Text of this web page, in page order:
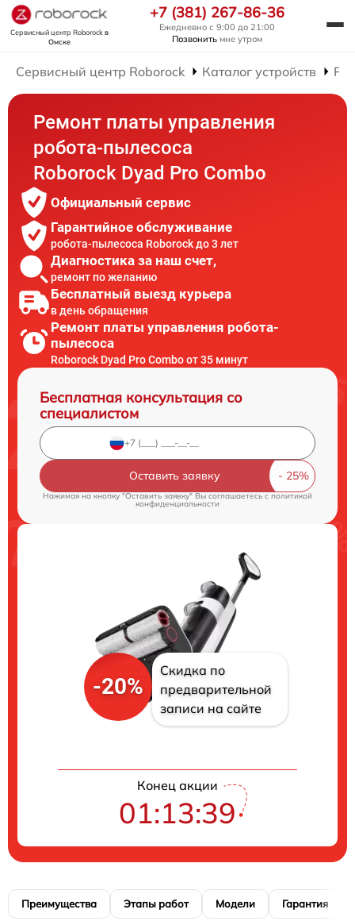
Сервисный центр Roborockв
Омске
+7 (381) 267-86-36
Ежедневно с 9:00 до 21:00
Позвонить мне утром
Сервисный центр Roborock Каталог устройств
Ремонт платы управления
робота-пылесоса
Roborock Dyad Pro Combo
Официальный сервис
Гарантийное обслуживание
робота-пылесоса Roborock до 3 лет
Диагностика за наш счет,
ремонт по желанию
Бесплатный выезд курьера
в день обращения
Ремонт платы управления робота-
пылесоса
Roborock Dyad Pro Combo от 35 минут
Бесплатная консультация со
специалистом
Оставить заявку
Нажимая на кнопку "Оставить заявку" Вы соглашаетесь cполитикой
конфиденциальности
-20%
Скидка по
предварительной
записи на сайте
Конец акции
01:13:38
Преимущества Этапы работ Модели Гарантия